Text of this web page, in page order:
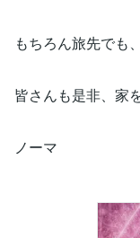
もちろん旅先でも
皆さんも是非、家
ノーマ